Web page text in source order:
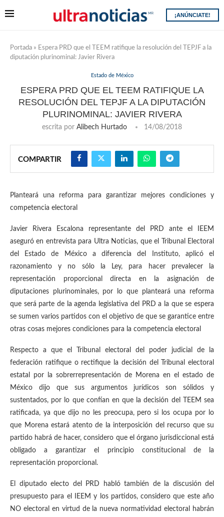
¡ANÚNCIATE!
Portada » Espera PRD que el TEEM ratifique la resolución del TEPJF a la
diputación plurinominal: Javier Rivera
Estado de México
ESPERA PRD QUE EL TEEM RATIFIQUE LA
RESOLUCIÓN DEL TEPJF A LA DIPUTACIÓN
PLURINOMINAL: JAVIER RIVERA
escrita por Alibech Hurtado 14/08/2018
COMPARTIR
Planteará una reforma para garantizar mejores condiciones y
competencia electoral
Javier Rivera Escalona representante del PRD ante el IEEM
aseguró en entrevista para Ultra Noticias, que el Tribunal Electoral
del Estado de México a diferencia del Instituto, aplicó el
razonamiento y no sólo la Ley, para hacer prevalecer la
representación proporcional directa en la asignación de
diputaciones plurinominales, por lo que planteará una reforma
que será parte de la agenda legislativa del PRD a la que se espera
se sumen varios partidos con el objetivo de que se garantice entre
otras cosas mejores condiciones para la competencia electoral
Respecto a que el Tribunal electoral del poder judicial de la
federación ratifique o rectifique la decisión del Tribunal electoral
estatal por la sobrerrepresentación de Morena en el estado de
México dijo que sus argumentos jurídicos son sólidos y
sustentados, por lo que confían en que la decisión del TEEM sea
ratificada, ya que dijo no les preocupa, pero si los ocupa por lo
que Morena estará atento de la interposición del recurso que su
partido habrá de hacer, considero que el órgano jurisdiccional está
obligado a garantizar el principio constitucional de la
representación proporcional.
El diputado electo del PRD habló también de la discusión del
presupuesto para el IEEM y los partidos, considero que este año
NO electoral en virtud de la nueva normatividad electoral habrán